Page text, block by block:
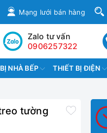
Mạng lưới bán hàng
Zalo tư vấn
0906257322
NHÀ BẾP THIẾT BỊ ĐIỆN
tường